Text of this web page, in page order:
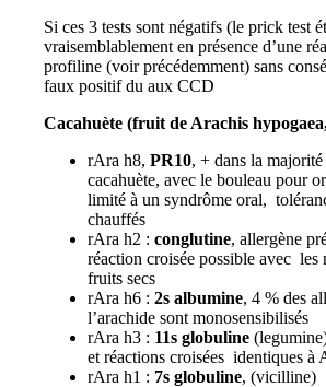
Si ces 3 tests sont négatifs (le prick test
vraisemblablement en présence d’une
profiline (voir précédemment) sans
faux positif du aux CCD
Cacahuète (fruit de Arachis
rAra h8, PR10, + dans la majorité
cacahuète, avec le bouleau pour
limité à un syndrôme oral,
chauffés
rAra h2 : conglutine, allergène
réaction croisée possible avec les
fruits secs
rAra h6 : 2s albumine, 4 % des
l’arachide sont monosensibilisés
rAra h3 : 11s globuline
et réactions croisées identiques à
rAra h1 : 7s globuline, (vicilline)